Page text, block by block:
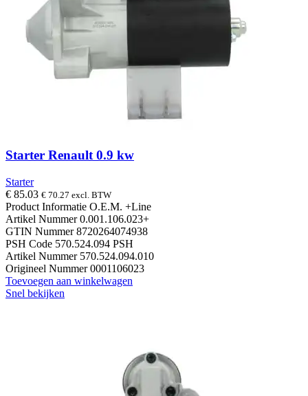
Starter Renault 0.9 kw
Starter
€ 85.03 € 70.27 excl. BTW
Product Informatie O.E.M. +Line
Artikel Nummer 0.001.106.023+
GTIN Nummer 8720264074938
PSH Code 570.524.094 PSH
Artikel Nummer 570.524.094.010
Origineel Nummer 0001106023
Toevoegen aan winkelwagen
Snel bekijken